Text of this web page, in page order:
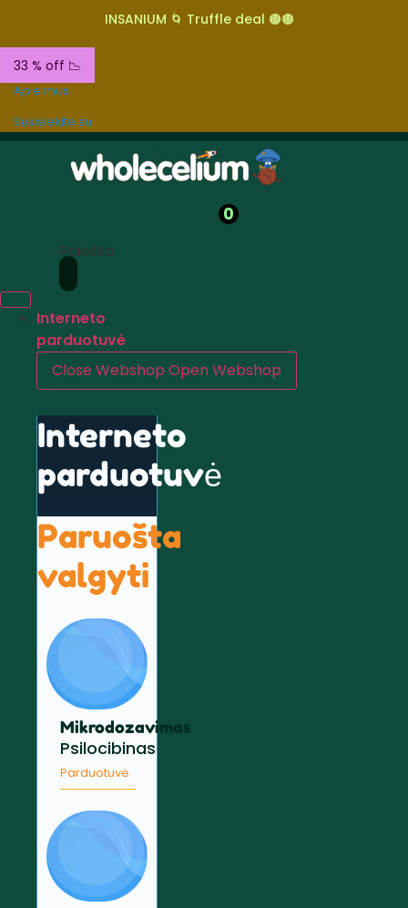
INSANIUM 🌀 Truffle deal 🟤🟤
33 % off 📉
Apie mus
Susisiekite su
0
Paieška
Interneto
parduotuvė
Close Webshop Open Webshop
Interneto
parduotuvė
Paruošta
valgyti
Mikrodozavimas
Psilocibinas
Parduotuvė